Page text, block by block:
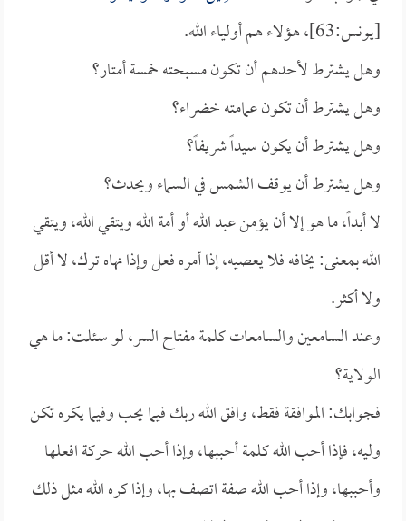
[يونس:63]، هؤلاء هم أولياء الله.
وهل يشترط لأحدهم أن تكون مسبحته خمسة أمتار؟
وهل يشترط أن تكون عمامته خضراء؟
وهل يشترط أن يكون سيداً شريفاً؟
وهل يشترط أن يوقف الشمس في السماء ويحدث؟
لا أبداً، ما هو إلا أن يؤمن عبد الله أو أمة الله ويتقي الله، ويتقي
الله بمعنى: يخافه فلا يعصيه، إذا أمره فعل وإذا نهاه ترك، لا أقل
ولا أكثر.
وعند السامعين والسامعات كلمة مفتاح السر، لو سئلت: ما هي
الولاية؟
فجوابك: الموافقة فقط، وافق الله ربك فيما يحب وفيما يكره تكن
وليه، فإذا أحب الله كلمة أحببها، وإذا أحب الله حركة افعلها
وأحببها، وإذا أحب الله صفة اتصف بها، وإذا كره الله مثل ذلك